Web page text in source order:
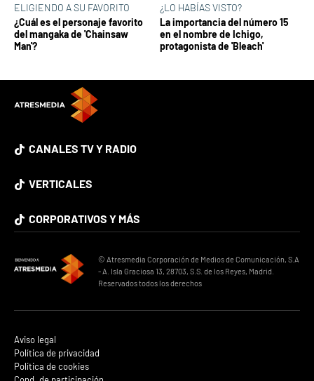
ELIGIENDO A SU FAVORITO
¿Cuál es el personaje favorito
del mangaka de 'Chainsaw
Man'?
¿LO HABÍAS VISTO?
La importancia del número 15
en el nombre de Ichigo,
protagonista de 'Bleach'
CANALES TV Y RADIO
VERTICALES
CORPORATIVOS Y MÁS
© Atresmedia Corporación de Medios de Comunicación, S.A
- A. Isla Graciosa 13, 28703, S.S. de los Reyes, Madrid.
Reservados todos los derechos
Aviso legal
Política de privacidad
Política de cookies